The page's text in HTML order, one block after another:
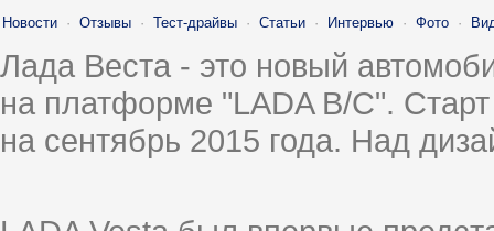
Новости · Отзывы · Тест-драйвы · Статьи · Интервью · Фото ·
Лада Веста - это новый
на платформе "LADA B/C".
на сентябрь 2015 года. Над